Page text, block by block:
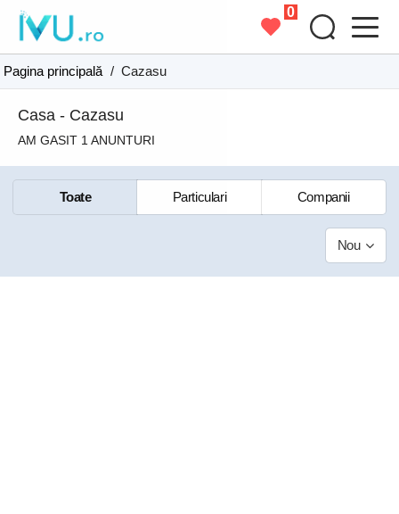
0
Pagina principală / Cazasu
Casa - Cazasu
AM GASIT 1 ANUNTURI
Toate Particulari Companii
Nou